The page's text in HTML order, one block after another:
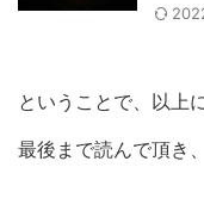
ということで、以上
最後まで読んで頂き